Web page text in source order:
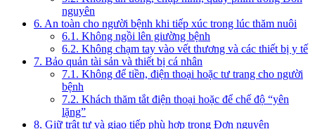
nguyên
6. An toàn cho người bệnh khi tiếp xúc trong lúc thăm nuôi
6.1. Không ngồi lên giường bệnh
6.2. Không chạm tay vào vết thương và các thiết bị y tế
7. Bảo quản tài sản và thiết bị cá nhân
7.1. Không để tiền, điện thoại hoặc tư trang cho người
bệnh
7.2. Khách thăm tắt điện thoại hoặc để chế độ “yên
lặng”
8. Giữ trật tự và giao tiếp phù hợp trong Đơn nguyên